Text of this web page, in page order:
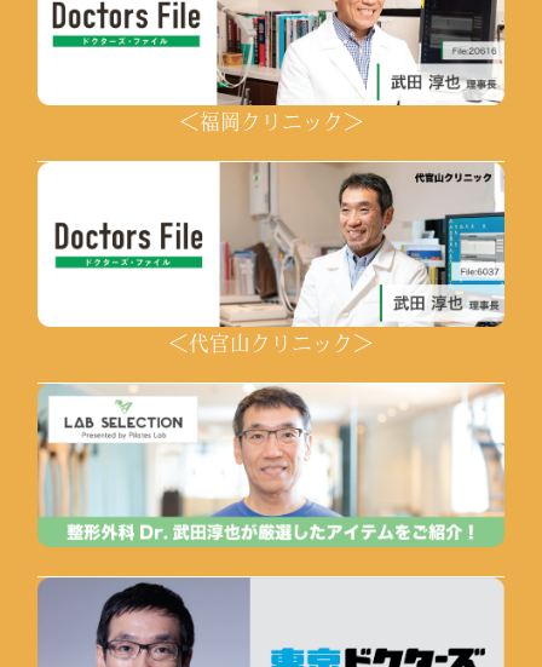
＜福岡クリニック＞
＜代官山クリニック＞